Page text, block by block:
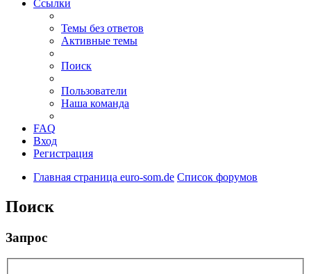
Ссылки
Темы без ответов
Активные темы
Поиск
Пользователи
Наша команда
FAQ
Вход
Регистрация
Главная страница euro-som.de Список форумов
Поиск
Запрос